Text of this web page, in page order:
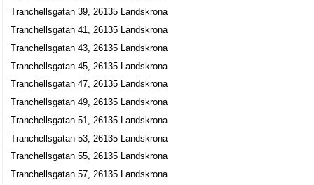
Tranchellsgatan 39, 26135 Landskrona
Tranchellsgatan 41, 26135 Landskrona
Tranchellsgatan 43, 26135 Landskrona
Tranchellsgatan 45, 26135 Landskrona
Tranchellsgatan 47, 26135 Landskrona
Tranchellsgatan 49, 26135 Landskrona
Tranchellsgatan 51, 26135 Landskrona
Tranchellsgatan 53, 26135 Landskrona
Tranchellsgatan 55, 26135 Landskrona
Tranchellsgatan 57, 26135 Landskrona